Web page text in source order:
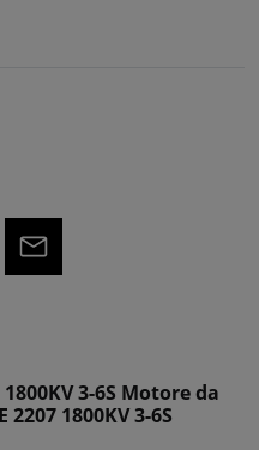
3-6S Motore da
1800KV 3-6S